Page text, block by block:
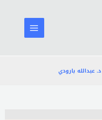
عبدالله بارودي